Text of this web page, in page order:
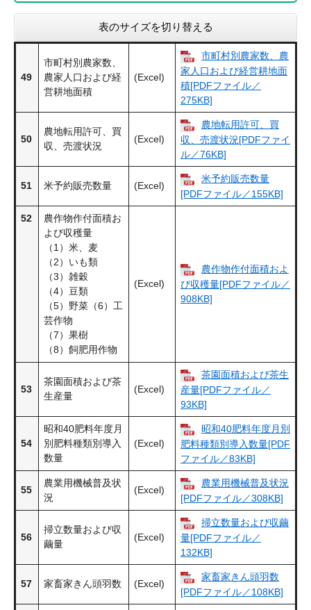
表のサイズを切り替える
49
市町村別農家数、
農家人口および経
営耕地面積
(Excel)
市町村別農家数、農
家人口および経営耕地面
積[PDFファイル／
275KB]
50
農地転用許可、買
収、売渡状況
(Excel)
農地転用許可、買
収、売渡状況[PDFファイ
ル／76KB]
51 米予約販売数量 (Excel)
米予約販売数量
[PDFファイル／155KB]
52
農作物作付面積お
よび収穫量
（1）米、麦
（2）いも類
（3）雑穀
（4）豆類
（5）野菜（6）工
芸作物
（7）果樹
（8）飼肥用作物
(Excel)
農作物作付面積およ
び収穫量[PDFファイル／
908KB]
53
茶園面積および茶
生産量
(Excel)
茶園面積および茶生
産量[PDFファイル／
93KB]
54
昭和40肥料年度月
別肥料種類別導入
数量
(Excel)
昭和40肥料年度月別
肥料種類別導入数量[PDF
ファイル／83KB]
55
農業用機械普及状
況
(Excel)
農業用機械普及状況
[PDFファイル／308KB]
56
掃立数量および収
繭量
(Excel)
掃立数量および収繭
量[PDFファイル／
132KB]
57 家畜家きん頭羽数 (Excel)
家畜家きん頭羽数
[PDFファイル／108KB]